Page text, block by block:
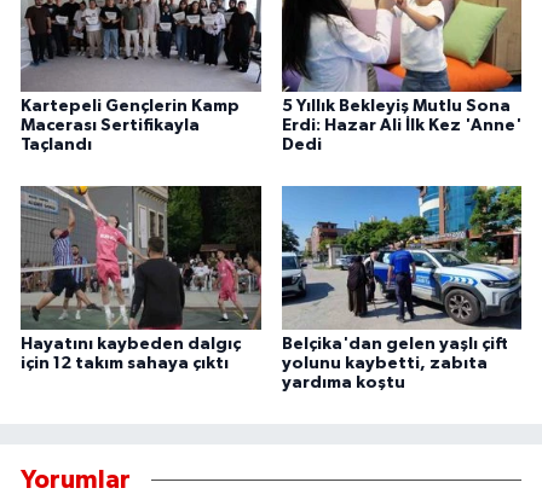
Kartepeli Gençlerin Kamp
Macerası Sertifikayla
Taçlandı
5 Yıllık Bekleyiş Mutlu Sona
Erdi: Hazar Ali İlk Kez 'Anne'
Dedi
Hayatını kaybeden dalgıç
için 12 takım sahaya çıktı
Belçika'dan gelen yaşlı çift
yolunu kaybetti, zabıta
yardıma koştu
Yorumlar